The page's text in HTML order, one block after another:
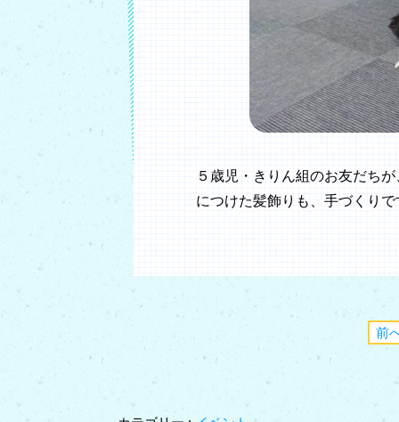
５歳児・きりん組のお友だち
につけた髪飾りも、手づくり
前